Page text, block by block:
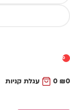
0
₪0
0 עגלת קניות